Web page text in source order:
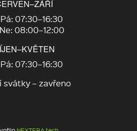
07:30–16:30
08:00–12:00
07:30–16:30
svátky – zavřeno